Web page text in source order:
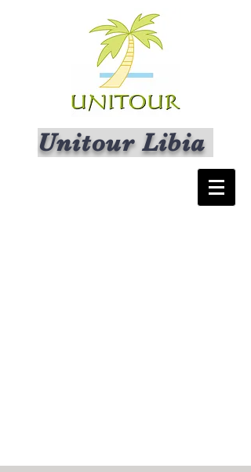
Unitour Libia